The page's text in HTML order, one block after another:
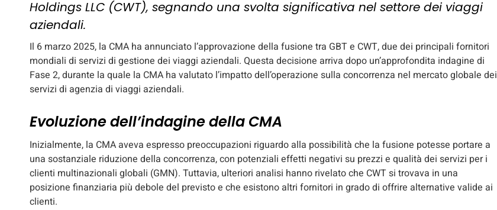
Holdings LLC (CWT), segnando una svolta significativa nel settore dei viaggi
aziendali.
Il 6 marzo 2025, la CMA ha annunciato l’approvazione della fusione tra GBT e CWT, due dei principali fornitori
mondiali di servizi di gestione dei viaggi aziendali. Questa decisione arriva dopo un’approfondita indagine di
Fase 2, durante la quale la CMA ha valutato l’impatto dell’operazione sulla concorrenza nel mercato globale dei
servizi di agenzia di viaggi aziendali.
Evoluzione dell’indagine della CMA
Inizialmente, la CMA aveva espresso preoccupazioni riguardo alla possibilità che la fusione potesse portare a
una sostanziale riduzione della concorrenza, con potenziali effetti negativi su prezzi e qualità dei servizi per i
clienti multinazionali globali (GMN). Tuttavia, ulteriori analisi hanno rivelato che CWT si trovava in una
posizione finanziaria più debole del previsto e che esistono altri fornitori in grado di offrire alternative valide ai
clienti.